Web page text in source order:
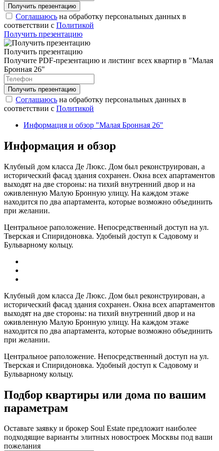
Соглашаюсь на обработку персональных данных в
соответствии с Политикой
Получить презентацию
Получить презентацию
Получите PDF-презентацию и листинг всех квартир в "Малая
Бронная 26"
Соглашаюсь на обработку персональных данных в
соответствии с Политикой
Информация и обзор "Малая Бронная 26"
Информация и обзор
Клубный дом класса Де Люкс. Дом был реконструирован, а
исторический фасад здания сохранен. Окна всех апартаментов
выходят на две стороны: на тихий внутренний двор и на
оживленную Малую Бронную улицу. На каждом этаже
находится по два апартамента, которые возможно объединить
при желании.
Центральное раположение. Непосредственный доступ на ул.
Тверская и Спиридоновка. Удобный доступ к Садовому и
Бульварному кольцу.
Клубный дом класса Де Люкс. Дом был реконструирован, а
исторический фасад здания сохранен. Окна всех апартаментов
выходят на две стороны: на тихий внутренний двор и на
оживленную Малую Бронную улицу. На каждом этаже
находится по два апартамента, которые возможно объединить
при желании.
Центральное раположение. Непосредственный доступ на ул.
Тверская и Спиридоновка. Удобный доступ к Садовому и
Бульварному кольцу.
Подбор квартиры или дома по вашим
параметрам
Оставьте заявку и брокер Soul Estate предложит наиболее
подходящие варианты элитных новостроек Москвы под ваши
пожелания